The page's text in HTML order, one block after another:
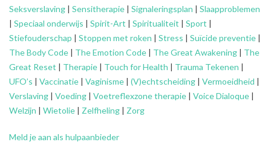
Seksverslaving | Sensitherapie | Signaleringsplan | Slaapproblemen
| Speciaal onderwijs | Spirit-Art | Spiritualiteit | Sport |
Stiefouderschap | Stoppen met roken | Stress | Suïcide preventie |
The Body Code | The Emotion Code | The Great Awakening | The
Great Reset | Therapie | Touch for Health | Trauma Tekenen |
UFO’s | Vaccinatie | Vaginisme | (V)echtscheiding | Vermoeidheid |
Verslaving | Voeding | Voetreflexzone therapie | Voice Dialoque |
Welzijn | Wietolie | Zelfheling | Zorg
Meld je aan als hulpaanbieder